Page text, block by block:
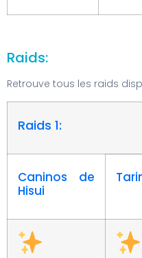
Raids:
Retrouve tous les raids
Raids 1:
Caninos de
Hisui